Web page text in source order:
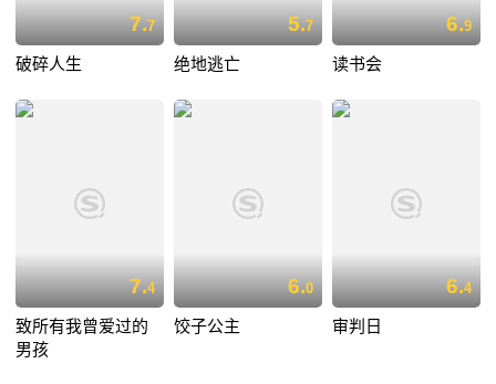
7.7
破碎人生
5.7
绝地逃亡
6.9
读书会
7.4
致所有我曾爱过的
男孩
6.0
饺子公主
6.4
审判日